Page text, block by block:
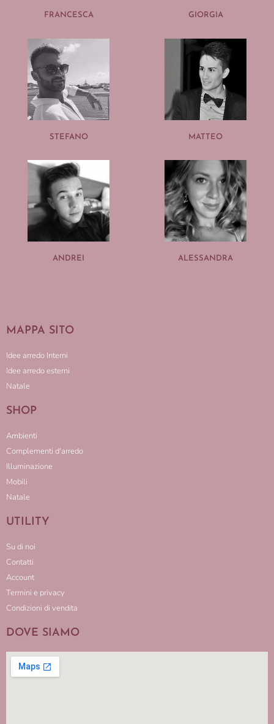
FRANCESCA GIORGIA
STEFANO MATTEO
ANDREI ALESSANDRA
MAPPA SITO
Idee arredo Interni
Idee arredo esterni
Natale
SHOP
Ambienti
Complementi d'arredo
Illuminazione
Mobili
Natale
UTILITY
Su di noi
Contatti
Account
Termini e privacy
Condizioni di vendita
DOVE SIAMO